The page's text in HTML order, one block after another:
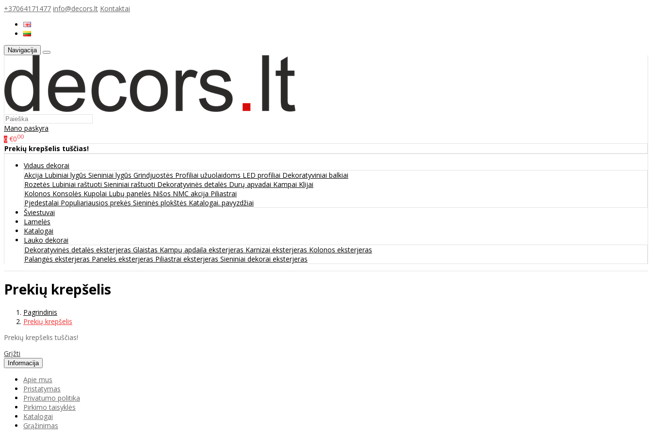
+37064171477 info@decors.lt Kontaktai
Navigacija
Mano paskyra
0 €000
Prekių krepšelis tuščias!
Vidaus dekorai
Akcija Lubiniai lygūs Sieniniai lygūs Grindjuostės Profiliai užuolaidoms LED profiliai Dekoratyviniai balkiai
Rozetės Lubiniai raštuoti Sieniniai raštuoti Dekoratyvinės detalės Durų apvadai Kampai Klijai
Kolonos Konsolės Kupolai Lubų panelės Nišos NMC akcija Piliastrai
Pjedestalai Populiariausios prekės Sieninės plokštės Katalogai. pavyzdžiai
Šviestuvai
Lamelės
Katalogai
Lauko dekorai
Dekoratyvinės detalės eksterjeras Glaistas Kampų apdaila eksterjeras Karnizai eksterjeras Kolonos eksterjeras
Palangės eksterjeras Panelės eksterjeras Piliastrai eksterjeras Sieniniai dekorai eksterjeras
Prekių krepšelis
Pagrindinis
Prekių krepšelis
Prekių krepšelis tuščias!
Grįžti
Informacija
Apie mus
Pristatymas
Privatumo politika
Pirkimo taisyklės
Katalogai
Grąžinimas